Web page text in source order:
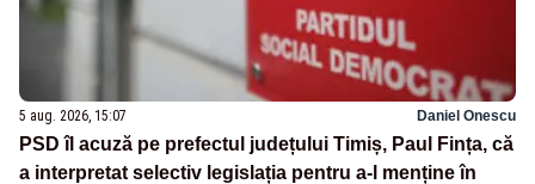
5 aug. 2026, 15:07 Daniel Onescu
PSD îl acuză pe prefectul județului Timiș, Paul Fința, că
a interpretat selectiv legislația pentru a-l menține în